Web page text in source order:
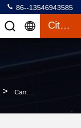
86--13546943585
Citazione
> Carrozzino Elettrico Di Caccia Di EXCAR Con La Batteria/regolatore Trojan Di Curtis